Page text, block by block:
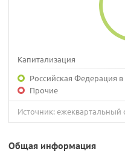
Капитализация
Российская Федерация
Прочие
Общая информация